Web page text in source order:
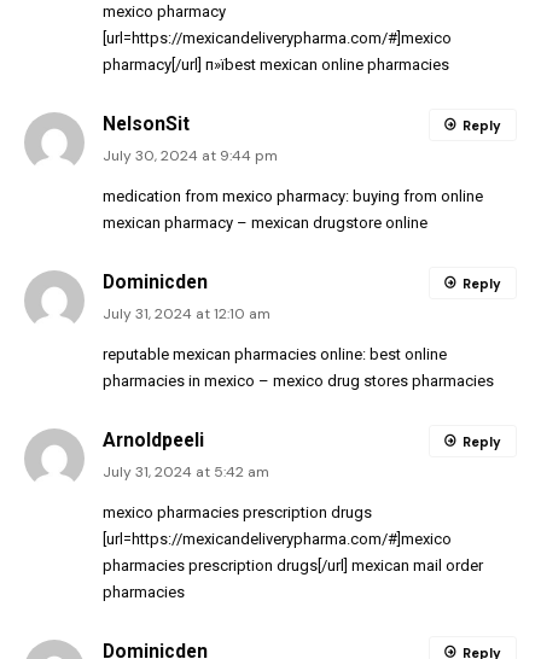
mexico pharmacy
[url=https://mexicandeliverypharma.com/#]mexico
pharmacy[/url] п»їbest mexican online pharmacies
NelsonSit
July 30, 2024 at 9:44 pm
medication from mexico pharmacy: buying from online
mexican pharmacy – mexican drugstore online
Reply
Dominicden
July 31, 2024 at 12:10 am
reputable mexican pharmacies online: best online
pharmacies in mexico – mexico drug stores pharmacies
Reply
Arnoldpeeli
July 31, 2024 at 5:42 am
mexico pharmacies prescription drugs
[url=https://mexicandeliverypharma.com/#]mexico
pharmacies prescription drugs[/url] mexican mail order
pharmacies
Reply
Dominicden Reply